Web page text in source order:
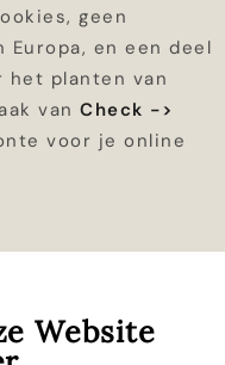
geen
en een deel
het planten van
van Check ->
voor je online
Website